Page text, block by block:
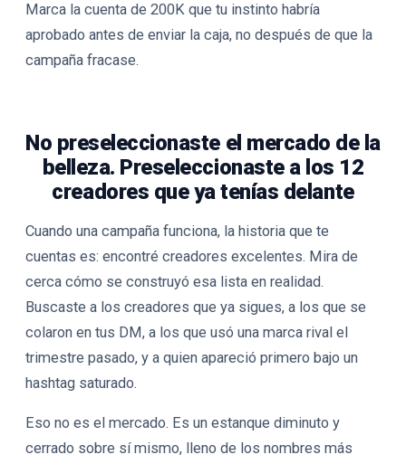
Marca la cuenta de 200K que tu instinto habría
aprobado antes de enviar la caja, no después de que la
campaña fracase.
No preseleccionaste el mercado de la
belleza. Preseleccionaste a los 12
creadores que ya tenías delante
Cuando una campaña funciona, la historia que te
cuentas es: encontré creadores excelentes. Mira de
cerca cómo se construyó esa lista en realidad.
Buscaste a los creadores que ya sigues, a los que se
colaron en tus DM, a los que usó una marca rival el
trimestre pasado, y a quien apareció primero bajo un
hashtag saturado.
Eso no es el mercado. Es un estanque diminuto y
cerrado sobre sí mismo, lleno de los nombres más